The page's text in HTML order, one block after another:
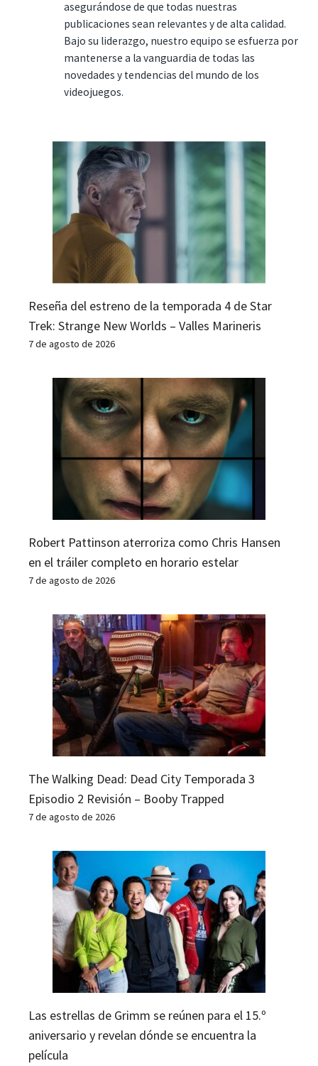
asegurándose de que todas nuestras
publicaciones sean relevantes y de alta calidad.
Bajo su liderazgo, nuestro equipo se esfuerza por
mantenerse a la vanguardia de todas las
novedades y tendencias del mundo de los
videojuegos.
Reseña del estreno de la temporada 4 de Star
Trek: Strange New Worlds – Valles Marineris
7 de agosto de 2026
Robert Pattinson aterroriza como Chris Hansen
en el tráiler completo en horario estelar
7 de agosto de 2026
The Walking Dead: Dead City Temporada 3
Episodio 2 Revisión – Booby Trapped
7 de agosto de 2026
Las estrellas de Grimm se reúnen para el 15.º
aniversario y revelan dónde se encuentra la
película